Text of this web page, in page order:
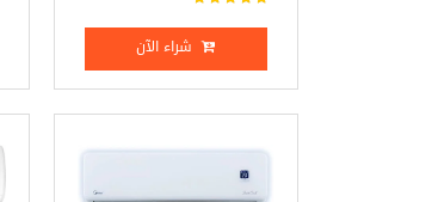
شراء الآن